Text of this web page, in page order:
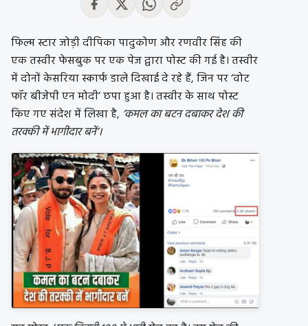
फिल्म स्टार जोड़ी दीपिका पादुकोण और रणवीर सिंह की
एक तस्वीर फेसबुक पर एक पेज द्वारा पोस्ट की गई है। तस्वीर
में दोनों केसरिया स्कार्फ डाले दिखाई दे रहे हैं, जिन पर ‘वोट
फॉर बीजेपी एन मोदी’ छपा हुआ है। तस्वीर के साथ पोस्ट
किए गए संदेश में लिखा है, ‘कमल का बटन दबाकर देश की
तरक्की में भागीदार बनें’।